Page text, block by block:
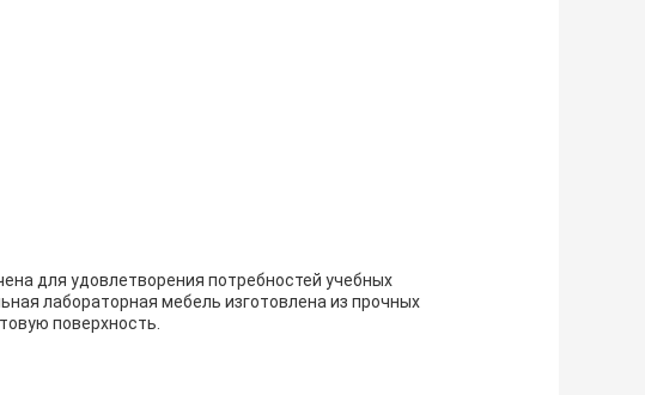
для удовлетворения потребностей учебных
лабораторная мебель изготовлена из прочных
поверхность.